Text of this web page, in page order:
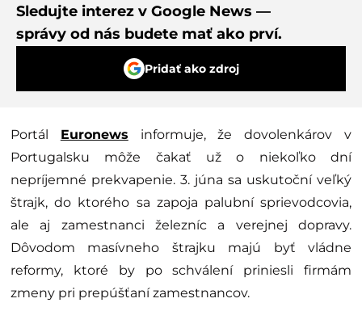
Sledujte interez v Google News —
správy od nás budete mať ako prví.
Pridať ako zdroj
Portál Euronews informuje, že dovolenkárov v
Portugalsku môže čakať už o niekoľko dní
nepríjemné prekvapenie. 3. júna sa uskutoční veľký
štrajk, do ktorého sa zapoja palubní sprievodcovia,
ale aj zamestnanci železníc a verejnej dopravy.
Dôvodom masívneho štrajku majú byť vládne
reformy, ktoré by po schválení priniesli firmám
zmeny pri prepúšťaní zamestnancov.